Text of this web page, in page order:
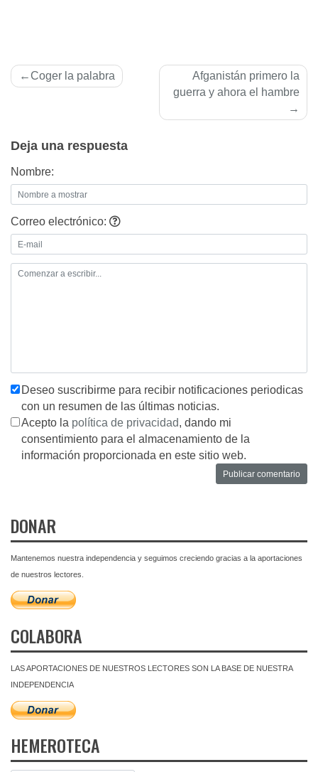
Navegación
Coger la palabra
Afganistán primero la
guerra y ahora el hambre
Deja una respuesta
Nombre:
Correo electrónico:
Deseo suscribirme para recibir notificaciones periodicas
con un resumen de las últimas noticias.
Acepto la política de privacidad, dando mi
consentimiento para el almacenamiento de la
información proporcionada en este sitio web.
DONAR
Mantenemos nuestra independencia y seguimos creciendo gracias a la aportaciones
de nuestros lectores.
COLABORA
LAS APORTACIONES DE NUESTROS LECTORES SON LA BASE DE NUESTRA
INDEPENDENCIA
HEMEROTECA